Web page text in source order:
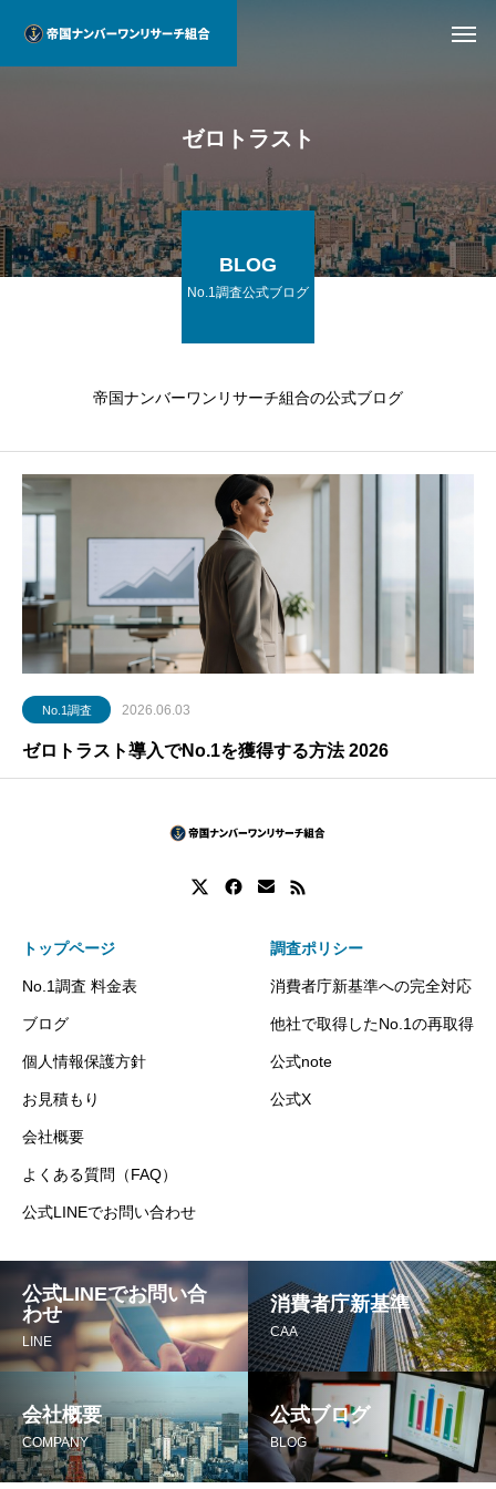
ゼロトラスト
BLOG
No.1調査公式ブログ
帝国ナンバーワンリサーチ組合の公式ブログ
No.1調査 2026.06.03
ゼロトラスト導入でNo.1を獲得する方法 2026
トップページ
No.1調査 料金表
ブログ
個人情報保護方針
お見積もり
会社概要
よくある質問（FAQ）
公式LINEでお問い合わせ
調査ポリシー
消費者庁新基準への完全対応
他社で取得したNo.1の再取得
公式note
公式X
公式LINEでお問い合
わせ
LINE
消費者庁新基準
CAA
会社概要
COMPANY
公式ブログ
BLOG